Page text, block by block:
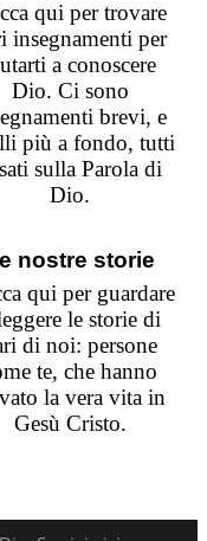
qui per trovare
insegnamenti per
a conoscere
Dio. Ci sono
brevi, e
più a fondo, tutti
sulla Parola di
Dio.
nostre storie
qui per guardare
le storie di
di noi: persone
te, che hanno
la vera vita in
Gesù Cristo.